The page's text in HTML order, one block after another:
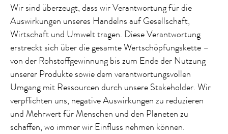
Wir sind überzeugt, dass wir Verantwortung für die
Auswirkungen unseres Handelns auf Gesellschaft,
Wirtschaft und Umwelt tragen. Diese Verantwortung
erstreckt sich über die gesamte Wertschöpfungskette –
von der Rohstoffgewinnung bis zum Ende der Nutzung
unserer Produkte sowie dem verantwortungsvollen
Umgang mit Ressourcen durch unsere Stakeholder. Wir
verpflichten uns, negative Auswirkungen zu reduzieren
und Mehrwert für Menschen und den Planeten zu
schaffen, wo immer wir Einfluss nehmen können.